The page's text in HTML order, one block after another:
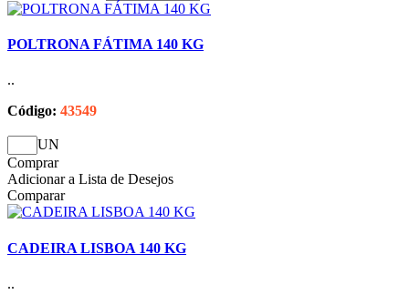
POLTRONA FÁTIMA 140 KG
..
Código: 43549
UN
Comprar
Adicionar a Lista de Desejos
Comparar
CADEIRA LISBOA 140 KG
..